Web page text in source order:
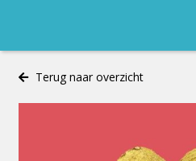
Terug naar overzicht